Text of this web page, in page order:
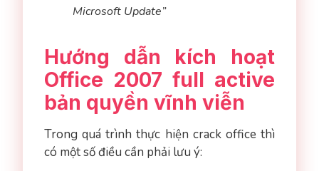
Microsoft Update”
Hướng dẫn kích hoạt
Office 2007 full active
bản quyền vĩnh viễn
Trong quá trình thực hiện crack office thì
có một số điều cần phải lưu ý: